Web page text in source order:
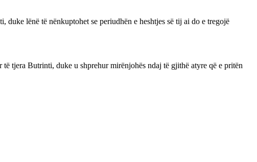
duke lënë të nënkuptohet se periudhën e heshtjes së tij ai do e tregojë
tjera Butrinti, duke u shprehur mirënjohës ndaj të gjithë atyre që e pritën